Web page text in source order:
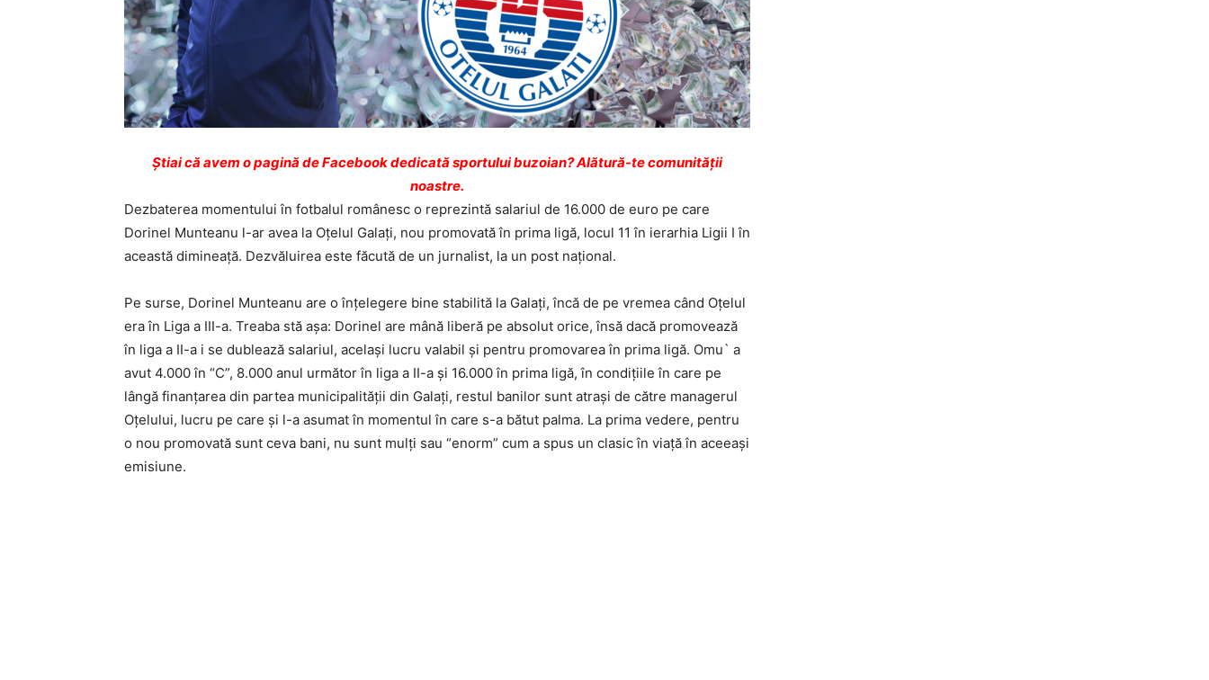
Ştiai că avem o pagină de Facebook dedicată sportului buzoian? Alătură-te comunității
noastre.
Dezbaterea momentului în fotbalul românesc o reprezintă salariul de 16.000 de euro pe care
Dorinel Munteanu l-ar avea la Oţelul Galaţi, nou promovată în prima ligă, locul 11 în ierarhia Ligii I în
această dimineaţă. Dezvăluirea este făcută de un jurnalist, la un post naţional.
Pe surse, Dorinel Munteanu are o înţelegere bine stabilită la Galaţi, încă de pe vremea când Oţelul
era în Liga a III-a. Treaba stă aşa: Dorinel are mână liberă pe absolut orice, însă dacă promovează
în liga a II-a i se dublează salariul, acelaşi lucru valabil şi pentru promovarea în prima ligă. Omu` a
avut 4.000 în “C”, 8.000 anul următor în liga a II-a şi 16.000 în prima ligă, în condiţiile în care pe
lângă finanţarea din partea municipalităţii din Galaţi, restul banilor sunt atraşi de către managerul
Oţelului, lucru pe care şi l-a asumat în momentul în care s-a bătut palma. La prima vedere, pentru
o nou promovată sunt ceva bani, nu sunt mulţi sau “enorm” cum a spus un clasic în viaţă în aceeaşi
emisiune.